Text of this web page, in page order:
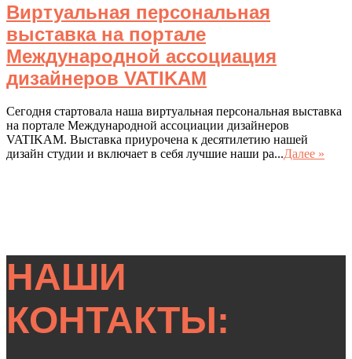
Виртуальная персональная
выставка на портале
Международной ассоциация
дизайнеров VATIKAM
Сегодня стартовала наша виртуальная персональная выставка
на портале Международной ассоциации дизайнеров
VATIKAM. Выставка приурочена к десятилетию нашей
дизайн студии и включает в себя лучшие наши ра...Далее »
НАШИ
КОНТАКТЫ: